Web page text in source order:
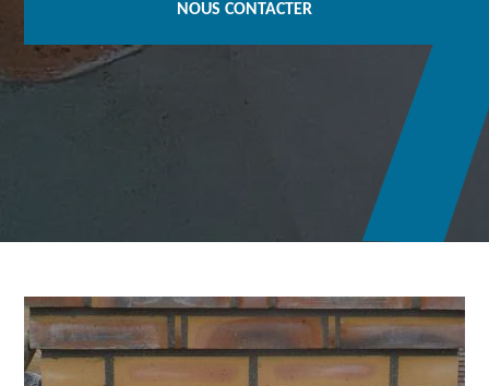
NOUS CONTACTER